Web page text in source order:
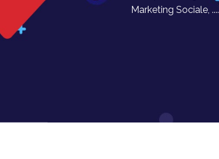
Marketing Sociale, ....